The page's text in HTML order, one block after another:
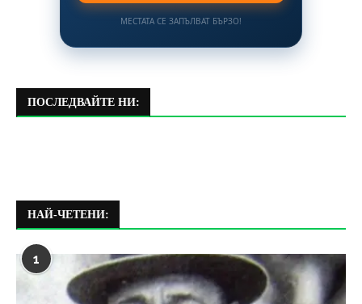
МЕСТАТА СЕ ЗАПЪЛВАТ БЪРЗО!
ПОСЛЕДВАЙТЕ НИ:
НАЙ-ЧЕТЕНИ:
1